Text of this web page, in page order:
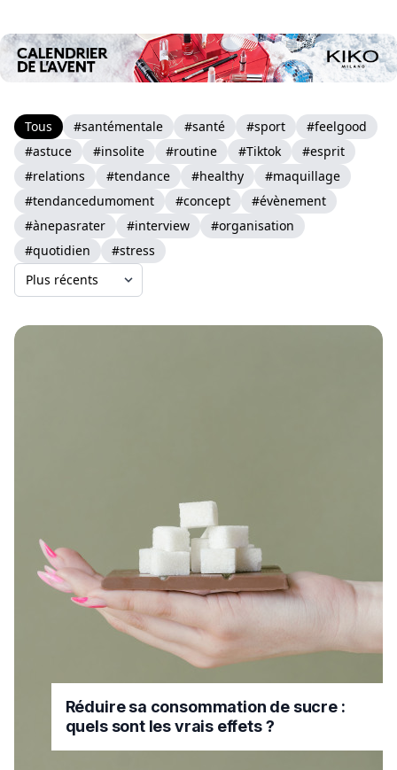
Tous #santémentale #santé #sport
#feelgood
#astuce
#insolite #routine #Tiktok
#esprit
#relations
#tendance #healthy
#maquillage
#tendancedumoment
#concept
#évènement
#ànepasrater
#interview
#organisation
#quotidien
#stress
Réduire sa consommation de sucre :
quels sont les vrais effets ?